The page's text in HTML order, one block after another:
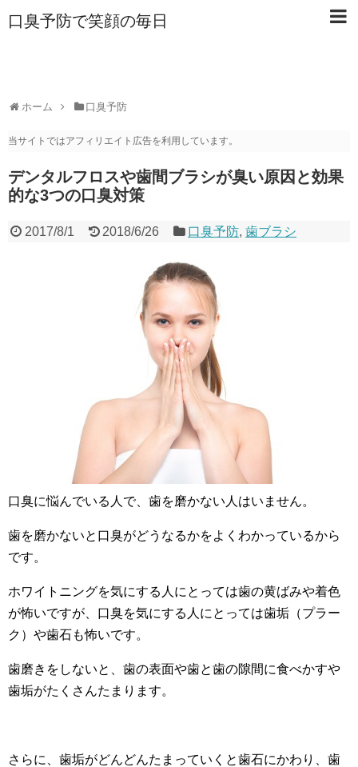
口臭予防で笑顔の毎日
ホーム 口臭予防
当サイトではアフィリエイト広告を利用しています。
デンタルフロスや歯間ブラシが臭い原因と効果
的な3つの口臭対策
2017/8/1 2018/6/26 口臭予防,歯ブラシ
口臭に悩んでいる人で、歯を磨かない人はいません。
歯を磨かないと口臭がどうなるかをよくわかっているから
です。
ホワイトニングを気にする人にとっては歯の黄ばみや着色
が怖いですが、口臭を気にする人にとっては歯垢（プラー
ク）や歯石も怖いです。
歯磨きをしないと、歯の表面や歯と歯の隙間に食べかすや
歯垢がたくさんたまります。
さらに、歯垢がどんどんたまっていくと歯石にかわり、歯